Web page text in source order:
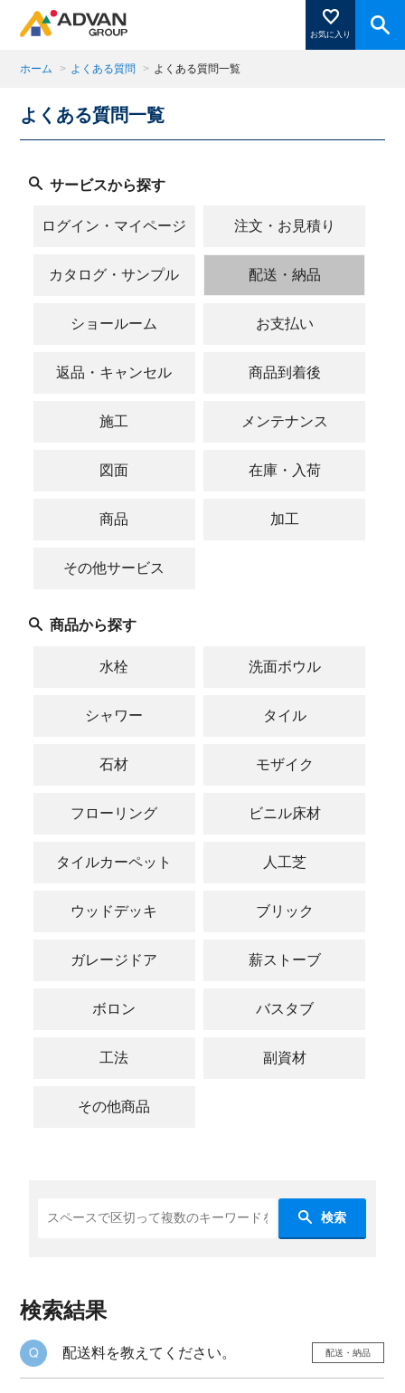
お気に入り
商品ページにある「お気に入り登録」を押すと登録した
商品がここに表示されます。
閉じる
ホーム > よくある質問 > よくある質問一覧
よくある質問一覧
サービスから探す
ログイン・マイページ 注文・お見積り
カタログ・サンプル 配送・納品
ショールーム お支払い
返品・キャンセル 商品到着後
施工 メンテナンス
図面 在庫・入荷
商品 加工
その他サービス
商品から探す
水栓 洗面ボウル
シャワー タイル
石材 モザイク
フローリング ビニル床材
タイルカーペット 人工芝
ウッドデッキ ブリック
ガレージドア 薪ストーブ
ボロン バスタブ
工法 副資材
その他商品
検索
検索結果
配送料を教えてください。 配送・納品